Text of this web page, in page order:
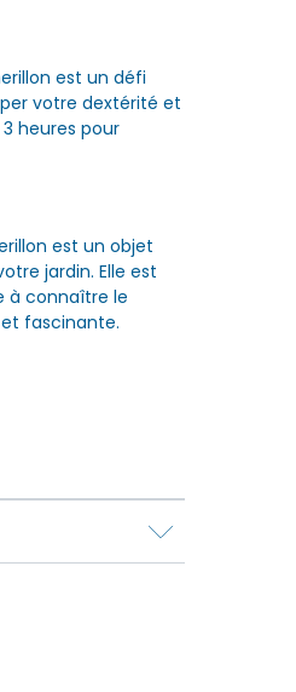
est un défi
votre dextérité et
heures pour
est un objet
jardin. Elle est
à connaître le
fascinante.